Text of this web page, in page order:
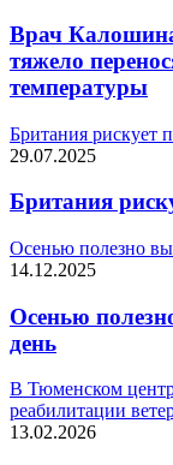
Врач
тяжело
температуры
Британия рискует
29.07.2025
Британия
Осенью полезно
14.12.2025
Осенью
день
В Тюменском
реабилитации
13.02.2026